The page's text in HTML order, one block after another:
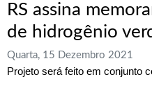
RS assina
de hidrogênio
Quarta, 15 Dezembro 2021
Projeto será feito em conjunto